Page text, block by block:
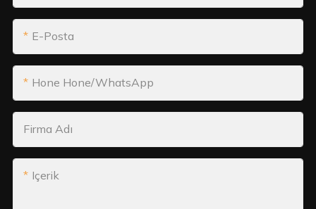
E-Posta
Hone Hone/WhatsApp
Firma Adı
Içerik